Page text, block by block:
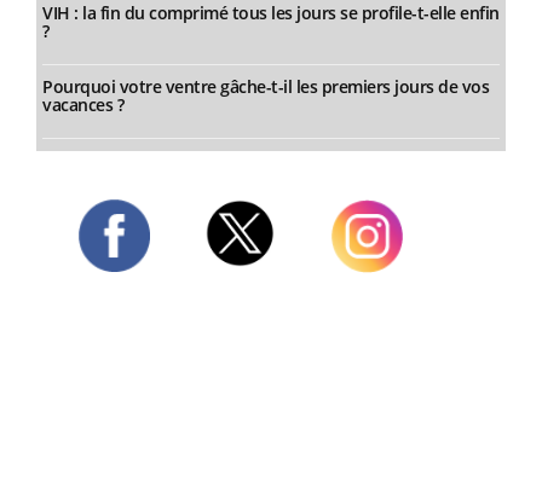
VIH : la fin du comprimé tous les jours se profile-t-elle enfin
?
Pourquoi votre ventre gâche-t-il les premiers jours de vos
vacances ?